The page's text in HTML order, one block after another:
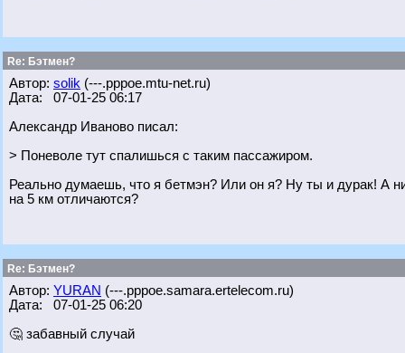
Re: Бэтмен?
Автор: solik (---.pppoe.mtu-net.ru)
Дата: 07-01-25 06:17
Александр Иваново писал:
> Поневоле тут спалишься с таким пассажиром.
Реально думаешь, что я бетмэн? Или он я? Ну ты и дурак! А
на 5 км отличаются?
Re: Бэтмен?
Автор: YURAN (---.pppoe.samara.ertelecom.ru)
Дата: 07-01-25 06:20
🤔 забавный случай